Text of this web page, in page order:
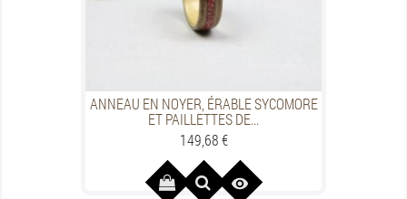
ANNEAU EN NOYER, ÉRABLE SYCOMORE
ET PAILLETTES DE...
Preis
149,68 €
